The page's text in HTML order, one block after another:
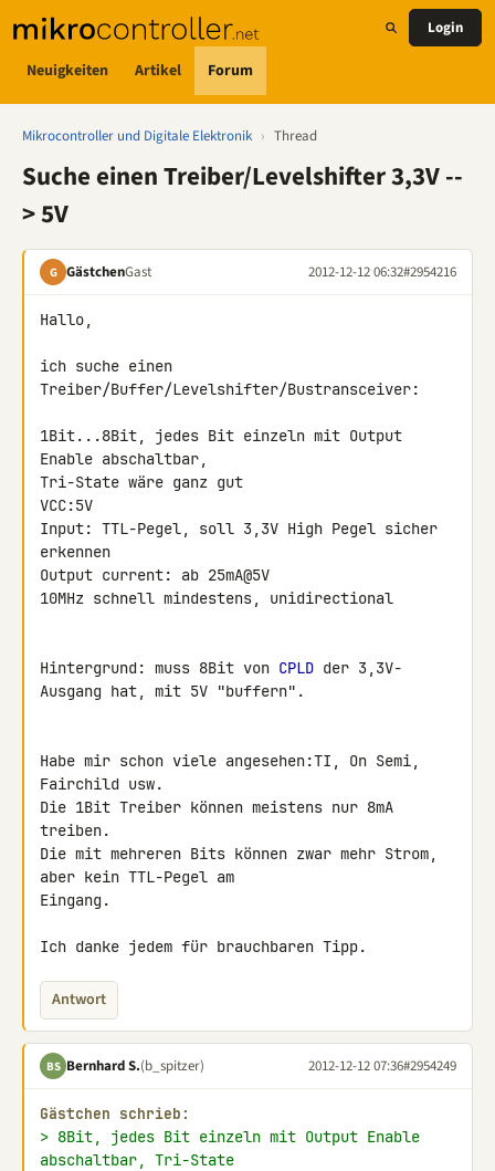
Neuigkeiten Artikel Forum
Login
Mikrocontroller und Digitale Elektronik › Thread
Suche einen Treiber/Levelshifter 3,3V --
> 5V
G GästchenGast 2012-12-12 06:32#2954216
Hallo,
ich suche einen
Treiber/Buffer/Levelshifter/Bustransceiver:
1Bit...8Bit, jedes Bit einzeln mit Output
Enable abschaltbar,
Tri-State wäre ganz gut
VCC:5V
Input: TTL-Pegel, soll 3,3V High Pegel sicher
erkennen
Output current: ab 25mA@5V
10MHz schnell mindestens, unidirectional
Hintergrund: muss 8Bit von CPLD der 3,3V-
Ausgang hat, mit 5V "buffern".
Habe mir schon viele angesehen:TI, On Semi,
Fairchild usw.
Die 1Bit Treiber können meistens nur 8mA
treiben.
Die mit mehreren Bits können zwar mehr Strom,
aber kein TTL-Pegel am
Eingang.
Ich danke jedem für brauchbaren Tipp.
Antwort
BS Bernhard S.(b_spitzer) 2012-12-12 07:36#2954249
Gästchen schrieb:
> 8Bit, jedes Bit einzeln mit Output Enable
abschaltbar, Tri-State